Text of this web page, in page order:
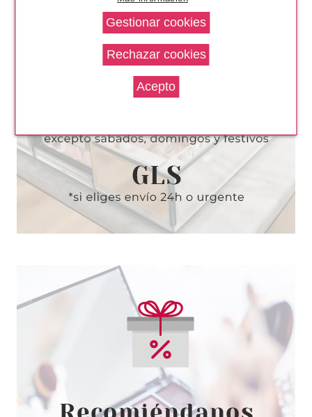
SISLEY
SISLEY SISLEYA L'INTEGRAL
YEUX ET LEVRES 15ML
-37% 132.30€
PAYOT
PAYOT HOMME GEL
DESINCRUSTANT CHARBON
150 ML
Pvr 26.12€
-43%
desde
14.99€